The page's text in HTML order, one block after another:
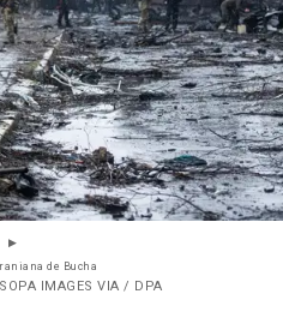
de Bucha
IMAGES VIA / DPA